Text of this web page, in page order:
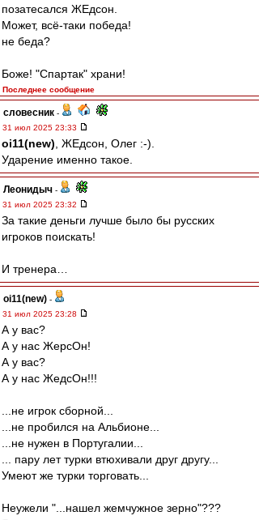
позатесался ЖЕдсон.
Может, всё-таки победа!
не беда?
Боже! "Спартак" храни!
Последнее сообщение
словесник -
31 июл 2025 23:33
oi11(new) , ЖЕдсон, Олег :-).
Ударение именно такое.
Леонидыч -
31 июл 2025 23:32
За такие деньги лучше было бы русских
игроков поискать!
И тренера…
oi11(new) -
31 июл 2025 23:28
А у вас?
А у нас ЖерсОн!
А у вас?
А у нас ЖедсОн!!!
...не игрок сборной...
...не пробился на Альбионе...
...не нужен в Португалии...
... пару лет турки втюхивали друг другу...
Умеют же турки торговать...
Неужели "...нашел жемчужное зерно"???